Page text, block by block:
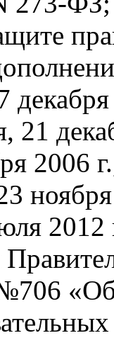
21
2006
2012